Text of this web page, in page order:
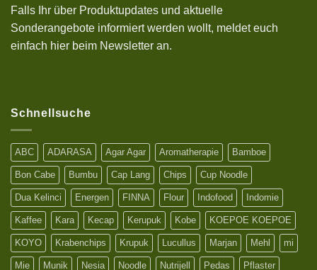
deinen
Einkauf
bei
uns
mit
einem
Falls Ihr über Produktupdates und aktuelle
Sonderangebote informiert werden wollt, meldet euch
einfach hier beim Newsletter an.
Schnellsuche
ABC ADARASA Agar Agar Aromatherapie Bamboe
Bon Cabe Bumbu Cap Lang Chips Cup Noodle
Dua Kelinci Energen FINNA Flour Indofood Indomie
Kaffee Kara Kecap Kerupuk Kobe KOEPOE KOEPOE
KOYO Krabenchips Krupuk Lucullus Marjan Mehl mi
Mie Munik Nesia Noodle Nutrijell Pedas Pflaster